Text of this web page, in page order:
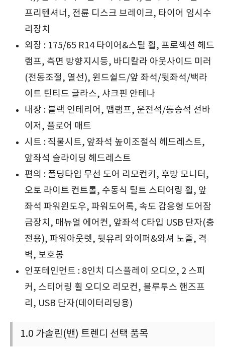
프리텐셔너, 전륜 디스크 브레이크, 타이어 임시수
리장치
외장 : 175/65 R14 타이어&스틸 휠, 프로젝션 헤드
램프, 측면 방향지시등, 바디칼라 아웃사이드 미러
(전동조절, 열선), 윈드쉴드/앞 좌석/뒷좌석/백라
이트 틴티드 글라스, 샤크핀 안테나
내장 : 블랙 인테리어, 맵램프, 운전석/동승석 선바
이저, 플로어 매트
시트 : 직물시트, 앞좌석 높이조절식 헤드레스트,
앞좌석 슬라이딩 헤드레스트
편의 : 폴딩타입 무선 도어 리모컨키, 후방 모니터,
오토 라이트 컨트롤, 수동식 틸트 스티어링 휠, 앞
좌석 파워윈도우, 파워도어록, 속도 감응형 도어잠
금장치, 매뉴얼 에어컨, 앞좌석 C타입 USB 단자(충
전용), 파워아웃렛, 뒷유리 와이퍼&와셔 노즐, 격
벽, 보호봉
인포테인먼트 : 8인치 디스플레이 오디오, 2 스피
커, 스티어링 휠 오디오 리모컨, 블루투스 핸즈프
리, USB 단자(데이터리딩용)
1.0 가솔린(밴) 트렌디 선택 품목